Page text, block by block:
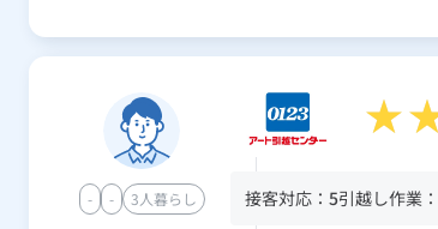
- - 3人暮らし 接客対応： 5引越し作業：